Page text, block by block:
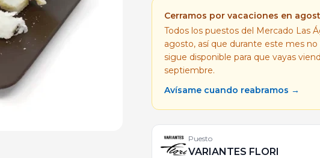
Cerramos por vacaciones en
Todos los puestos del Mercado Las
agosto, así que durante este mes
sigue disponible para que vayas
septiembre.
Avísame cuando reabramos →
Puesto
VARIANTES FLORI